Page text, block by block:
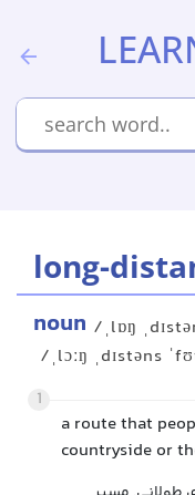
long-
noun /ˌlɒŋ
/ˌlɔːŋ ˌdɪstəns
1
a route that
countryside or